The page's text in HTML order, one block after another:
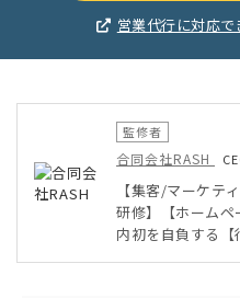
営業代行に対応
監修者
合同会社RASH
【集客/マーケテ
研修】【ホーム
内初を自負する